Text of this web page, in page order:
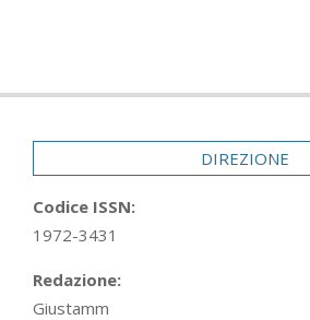
05-
DIREZIONE
Codice ISSN:
1972-3431
Redazione:
Giustamm